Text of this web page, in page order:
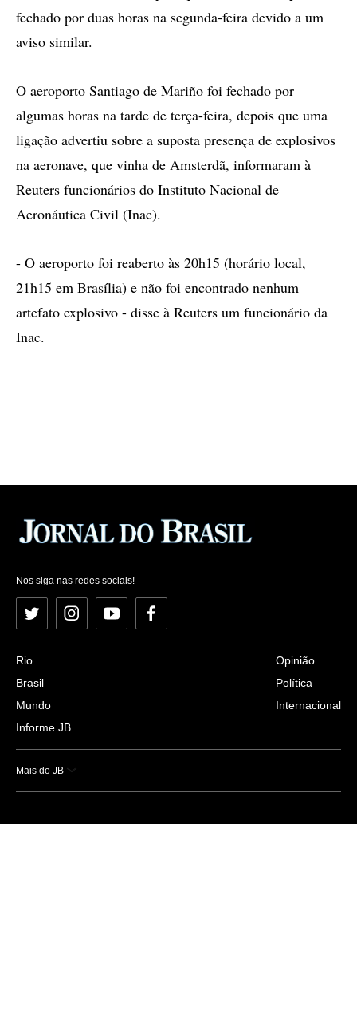
fechado por duas horas na segunda-feira devido a um
aviso similar.
O aeroporto Santiago de Mariño foi fechado por
algumas horas na tarde de terça-feira, depois que uma
ligação advertiu sobre a suposta presença de explosivos
na aeronave, que vinha de Amsterdã, informaram à
Reuters funcionários do Instituto Nacional de
Aeronáutica Civil (Inac).
- O aeroporto foi reaberto às 20h15 (horário local,
21h15 em Brasília) e não foi encontrado nenhum
artefato explosivo - disse à Reuters um funcionário da
Inac.
Nos siga nas redes sociais!
Twitter InstagramYouTubeFacebook
Rio
Brasil
Mundo
Informe JB
Opinião
Política
Internacional
Mais do JB
Esportes